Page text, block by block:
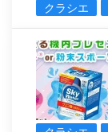
クラシエ